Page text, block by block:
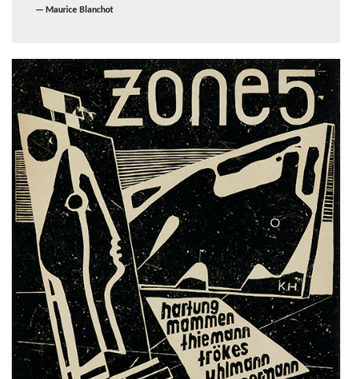
Maurice Blanchot